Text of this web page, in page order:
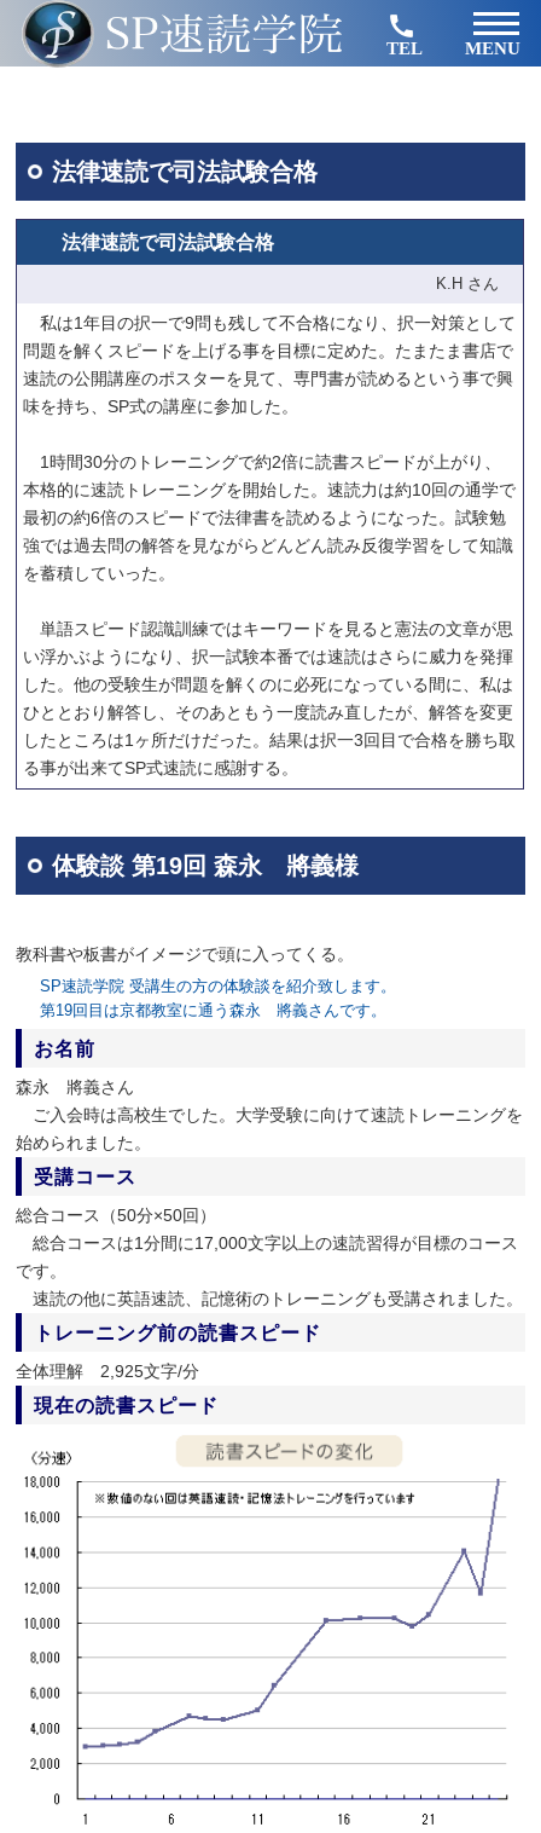
TEL MENU
法律速読で司法試験合格
法律速読で司法試験合格
K.H さん
私は1年目の択一で9問も残して不合格になり、択一対策として
問題を解くスピードを上げる事を目標に定めた。たまたま書店で
速読の公開講座のポスターを見て、専門書が読めるという事で興
味を持ち、SP式の講座に参加した。
1時間30分のトレーニングで約2倍に読書スピードが上がり、
本格的に速読トレーニングを開始した。速読力は約10回の通学で
最初の約6倍のスピードで法律書を読めるようになった。試験勉
強では過去問の解答を見ながらどんどん読み反復学習をして知識
を蓄積していった。
単語スピード認識訓練ではキーワードを見ると憲法の文章が思
い浮かぶようになり、択一試験本番では速読はさらに威力を発揮
した。他の受験生が問題を解くのに必死になっている間に、私は
ひととおり解答し、そのあともう一度読み直したが、解答を変更
したところは1ヶ所だけだった。結果は択一3回目で合格を勝ち取
る事が出来てSP式速読に感謝する。
体験談 第19回 森永 將義様
教科書や板書がイメージで頭に入ってくる。
SP速読学院 受講生の方の体験談を紹介致します。
第19回目は京都教室に通う森永 將義さんです。
お名前
森永 將義さん
ご入会時は高校生でした。大学受験に向けて速読トレーニングを
始められました。
受講コース
総合コース（50分×50回）
総合コースは1分間に17,000文字以上の速読習得が目標のコース
です。
速読の他に英語速読、記憶術のトレーニングも受講されました。
トレーニング前の読書スピード
全体理解 2,925文字/分
現在の読書スピード